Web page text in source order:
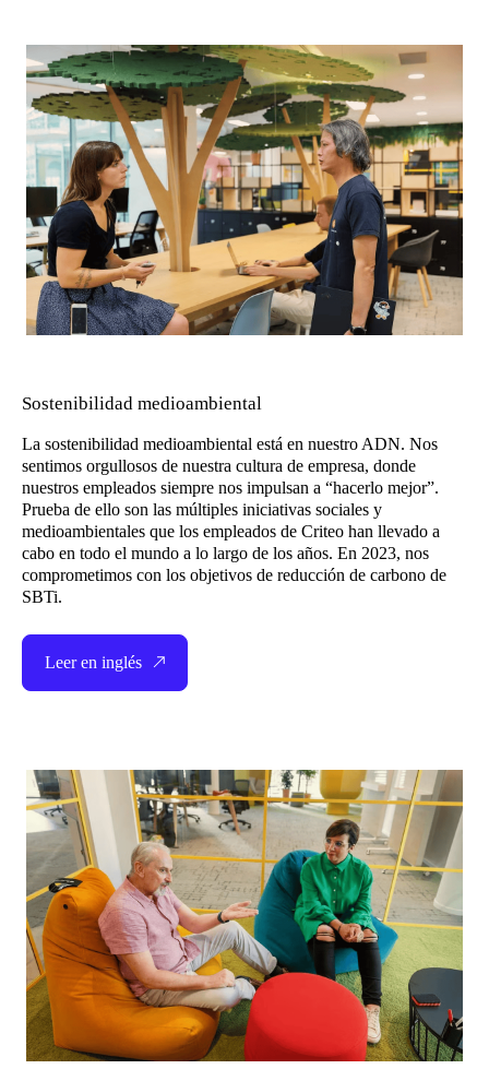
Sostenibilidad medioambiental
La sostenibilidad medioambiental está en nuestro ADN. Nos
sentimos orgullosos de nuestra cultura de empresa, donde
nuestros empleados siempre nos impulsan a “hacerlo mejor”.
Prueba de ello son las múltiples iniciativas sociales y
medioambientales que los empleados de Criteo han llevado a
cabo en todo el mundo a lo largo de los años. En 2023, nos
comprometimos con los objetivos de reducción de carbono de
SBTi.
Leer en inglés